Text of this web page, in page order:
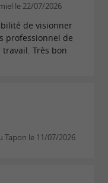
groupes (cars,
agences de
ou avec repas
dans la salle de
pour la santé, à
le 22/07/2026
de visionner
professionnel de
Très bon
Tapon le 11/07/2026